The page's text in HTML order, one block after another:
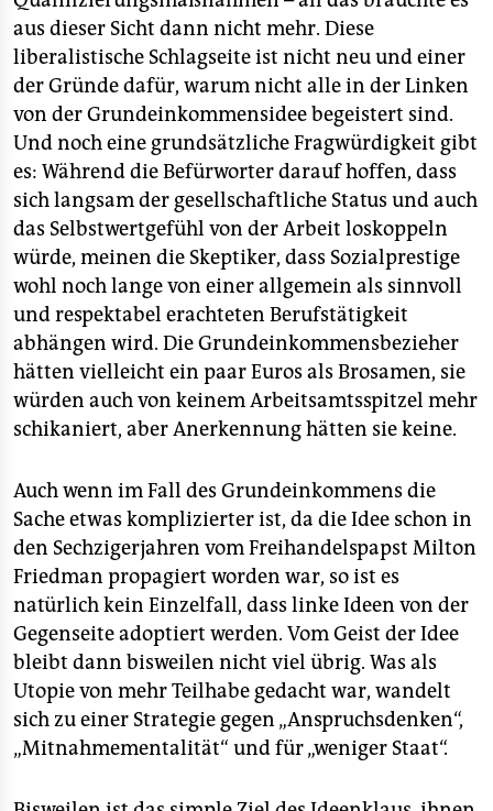
aus dieser Sicht dann nicht mehr. Diese
liberalistische Schlagseite ist nicht neu und einer
der Gründe dafür, warum nicht alle in der Linken
von der Grundeinkommensidee begeistert sind.
Und noch eine grundsätzliche Fragwürdigkeit gibt
es: Während die Befürworter darauf hoffen, dass
sich langsam der gesellschaftliche Status und auch
das Selbstwertgefühl von der Arbeit loskoppeln
würde, meinen die Skeptiker, dass Sozialprestige
wohl noch lange von einer allgemein als sinnvoll
und respektabel erachteten Berufstätigkeit
abhängen wird. Die Grundeinkommensbezieher
hätten vielleicht ein paar Euros als Brosamen, sie
würden auch von keinem Arbeitsamtsspitzel mehr
schikaniert, aber Anerkennung hätten sie keine.
Auch wenn im Fall des Grundeinkommens die
Sache etwas komplizierter ist, da die Idee schon in
den Sechzigerjahren vom Freihandelspapst Milton
Friedman propagiert worden war, so ist es
natürlich kein Einzelfall, dass linke Ideen von der
Gegenseite adoptiert werden. Vom Geist der Idee
bleibt dann bisweilen nicht viel übrig. Was als
Utopie von mehr Teilhabe gedacht war, wandelt
sich zu einer Strategie gegen „Anspruchsdenken“,
„Mitnahmementalität“ und für „weniger Staat“.